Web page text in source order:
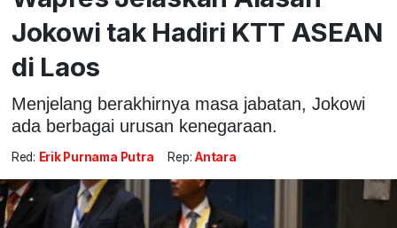
Jokowi tak Hadiri KTT ASEAN
di Laos
Menjelang berakhirnya masa jabatan, Jokowi
ada berbagai urusan kenegaraan.
Red: Erik Purnama Putra Rep: Antara